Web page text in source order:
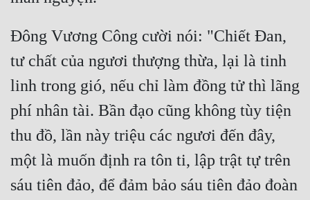
Võng Du
Xuyên Không
Xuyên Nhanh
Xuyên Sách
Đông Vương Công cười nói: "Chiết Đan,
tư chất của ngươi thượng thừa, lại là tinh
linh trong gió, nếu chỉ làm đồng tử thì lãng
phí nhân tài. Bần đạo cũng không tùy tiện
thu đồ, lần này triệu các ngươi đến đây,
một là muốn định ra tôn ti, lập trật tự trên
sáu tiên đảo, để đảm bảo sáu tiên đảo đoàn